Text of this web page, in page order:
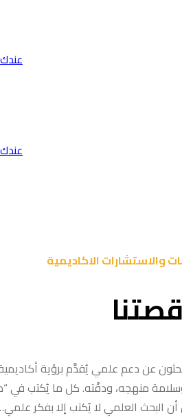
والاستشارات الاكاديمية
قصتنا
عن دعم علمي يُقدَّم برؤية
وسلامة منهجه، ودقّته. كل ما يُكتب
البحث العلمي لا يُكتب إلا بفكر علمي…